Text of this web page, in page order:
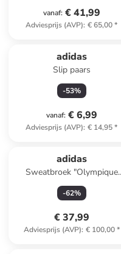
vanaf: € 41,99
Adviesprijs (AVP): € 65,00*
adidas
Slip paars
-53%
vanaf: € 6,99
Adviesprijs (AVP): € 14,95*
adidas
Sweatbroek "Olympique
Lyonnais Terrace Icons" rood
-62%
€ 37,99
Adviesprijs (AVP): € 100,00*